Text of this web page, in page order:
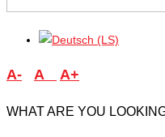
A- A A+
WHAT ARE YOU